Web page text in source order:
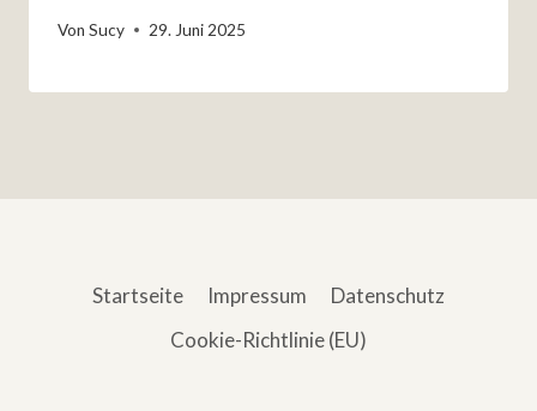
Von Sucy 29. Juni 2025
Startseite Impressum
Datenschutz
Cookie-Richtlinie (EU)